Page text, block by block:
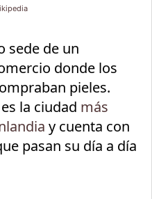
sede de un
donde los
pieles.
la ciudad más
y cuenta con
pasan su día a día